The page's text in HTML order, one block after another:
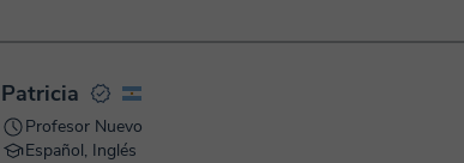
Patricia
Profesor Nuevo
Español, Inglés